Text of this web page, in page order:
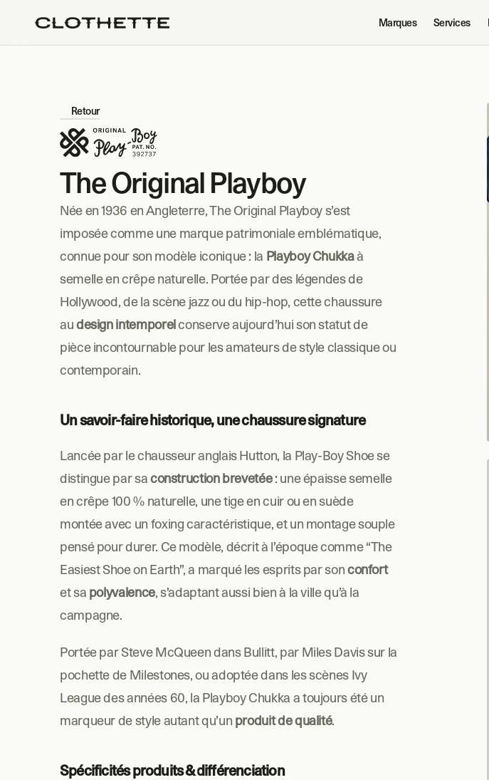
Marques Services
Retour
The Original Playboy
Née en 1936 en Angleterre, The Original Playboy s’est
imposée comme une marque patrimoniale emblématique,
connue pour son modèle iconique : la Playboy Chukka à
semelle en crêpe naturelle. Portée par des légendes de
Hollywood, de la scène jazz ou du hip-hop, cette chaussure
au design intemporel conserve aujourd’hui son statut de
pièce incontournable pour les amateurs de style classique ou
contemporain.
Un savoir-faire historique, une chaussure signature
Lancée par le chausseur anglais Hutton, la Play-Boy Shoe se
distingue par sa construction brevetée : une épaisse semelle
en crêpe 100 % naturelle, une tige en cuir ou en suède
montée avec un foxing caractéristique, et un montage souple
pensé pour durer. Ce modèle, décrit à l’époque comme “The
Easiest Shoe on Earth”, a marqué les esprits par son confort
et sa polyvalence, s’adaptant aussi bien à la ville qu’à la
campagne.
Portée par Steve McQueen dans Bullitt, par Miles Davis sur la
pochette de Milestones, ou adoptée dans les scènes Ivy
League des années 60, la Playboy Chukka a toujours été un
marqueur de style autant qu’un produit de qualité.
Spécificités produits & différenciation